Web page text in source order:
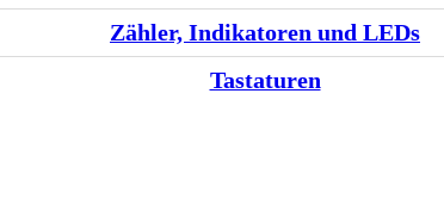
Zähler, Indikatoren und LEDs
Tastaturen